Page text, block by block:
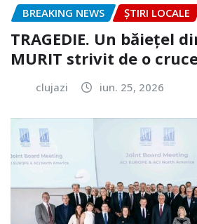
BREAKING NEWS ȘTIRI LOCALE
TRAGEDIE. Un băiețel
MURIT strivit de o
clujazi iun. 25, 2026